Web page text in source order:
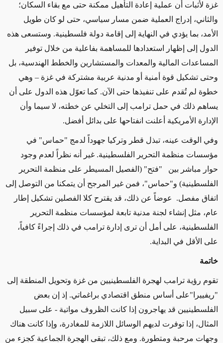
غزة لأثبات أن عملية إعادة التأهيل ممكنة حتى مع بقاء السكان؛
والثاني، إدراج العملية ضمن مسار سياسي، حتى لو كان طويل
الأمد، بما يؤدي في النهاية إلى إقامة دولة فلسطينية. وستسعى هذه
الدول إلى إظهار استعدادها للمساهمة بفاعلية من خلال توفير
المساعدات المالية والمعدات والمستشارين والخطط الهندسية، بل
وحتى تشكيل قوة أمنية أو مدنية عربية مشتركة في غزة – وهي
خطوة لم تُقدم على تنفيذها حتى الآن. كما تعوّل هذه الدول على أن
يساهم ذلك في حمل ترامب إلى التخلي عن خطته، لا سيما وأن
الإدارة الأمريكية أعلنت انفتاحها على بدائل أفضل.
وفي الوقت عينه، تبذل قطر وتركيا جهوداً لدمج "حماس" في
مؤسسات منظمة التحرير الفلسطينية. غير أنه نظراً لعدم وجود
حوار مباشر بين "فتح" (الفصيل المسيطر على منظمة التحرير
الفلسطينية) و"حماس"، فمن غير المرجح أن يتمكنا من التوصل إلى
اتفاق مفصل.
عوضاً عن ذلك، قد يقترح كلا الفصلين تشكيل إطار
عام، مثل إنشاء لجنة مدنية تابعة لمؤسسات منظمة التحرير
الفلسطينية، على أمل أن ترى إدارة ترامب في ذلك إجراءً كافياً،
على الأقل في البداية.
خاتمة
تقوم رؤية ترامب لهجرة الفلسطينيين من غزة وتحويل المنطقة إلى
"ريفييرا "على أساس منطق اقتصادي براغماتي. إذ إن بعض
الفلسطينيين قد يهاجرون إذا كانت الظروف مواتية - على سبيل
المثال، إذا توفرت لديهم الوسائل اللازمة للمغادرة، وإذا كانت هناك
وجهات مرحبة ومتطورة. ومع ذلك، تبقى الهجرة الجماعية كجزء من